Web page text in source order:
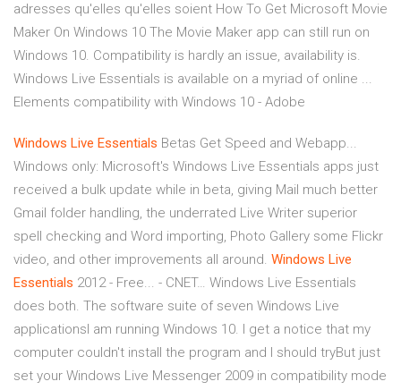
adresses qu'elles qu'elles soient How To Get Microsoft Movie
Maker On Windows 10 The Movie Maker app can still run on
Windows 10. Compatibility is hardly an issue, availability is.
Windows Live Essentials is available on a myriad of online ...
Elements compatibility with Windows 10 - Adobe
Windows Live Essentials Betas Get Speed and Webapp...
Windows only: Microsoft's Windows Live Essentials apps just
received a bulk update while in beta, giving Mail much better
Gmail folder handling, the underrated Live Writer superior
spell checking and Word importing, Photo Gallery some Flickr
video, and other improvements all around. Windows Live
Essentials 2012 - Free... - CNET… Windows Live Essentials
does both. The software suite of seven Windows Live
applicationsI am running Windows 10. I get a notice that my
computer couldn't install the program and I should tryBut just
set your Windows Live Messenger 2009 in compatibility mode